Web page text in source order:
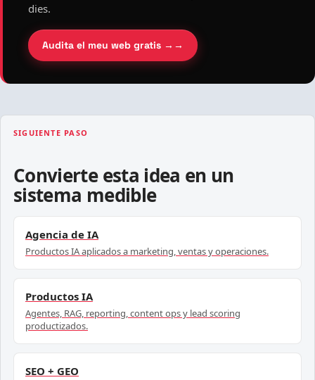
dies.
Audita el meu web gratis →
SIGUIENTE PASO
Convierte esta idea en un
sistema medible
Agencia de IA
Productos IA aplicados a marketing, ventas y operaciones.
Productos IA
Agentes, RAG, reporting, content ops y lead scoring
productizados.
SEO + GEO